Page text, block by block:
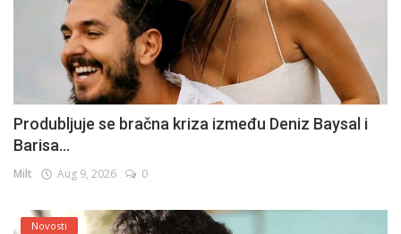
Produbljuje se bračna kriza između Deniz Baysal i
Barisa...
Milt Aug 9, 2026 0
Novosti